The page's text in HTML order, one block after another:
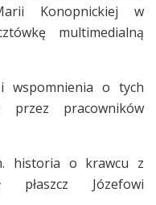
Konopnickiej w
multimedialną
wspomnienia o tych
przez pracowników
historia o krawcu z
płaszcz Józefowi